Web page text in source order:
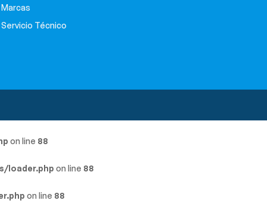
Marcas
Servicio Técnico
on line 88
loader.php on line 88
on line 88